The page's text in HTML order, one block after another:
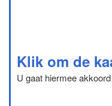
Klik om de
U gaat hiermee